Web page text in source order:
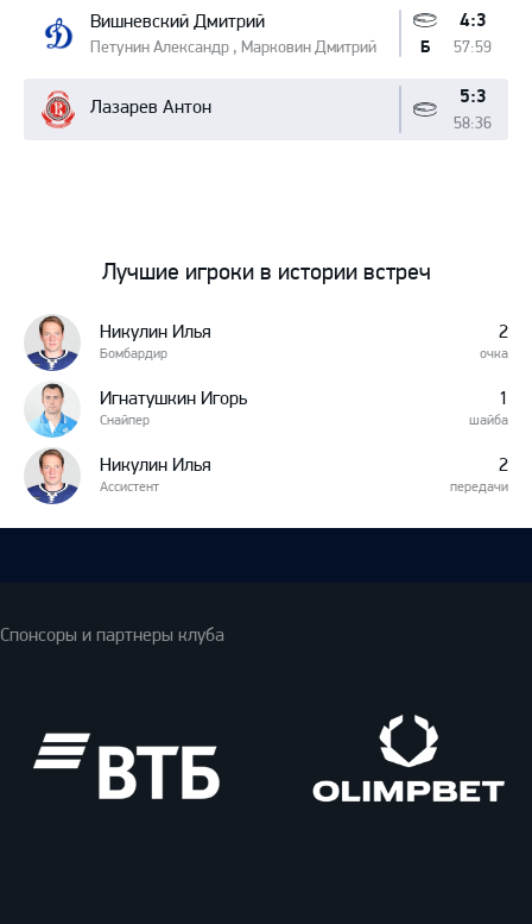
Вишневский Дмитрий
Петунин Александр , Марковин Дмитрий
4:3
57:59
Б
Лазарев Антон 5:3
58:36
Лучшие игроки в истории встреч
2
очка
Никулин Илья
Бомбардир
1
шайба
Игнатушкин Игорь
Снайпер
2
передачи
Никулин Илья
Ассистент
Спонсоры и партнеры клуба